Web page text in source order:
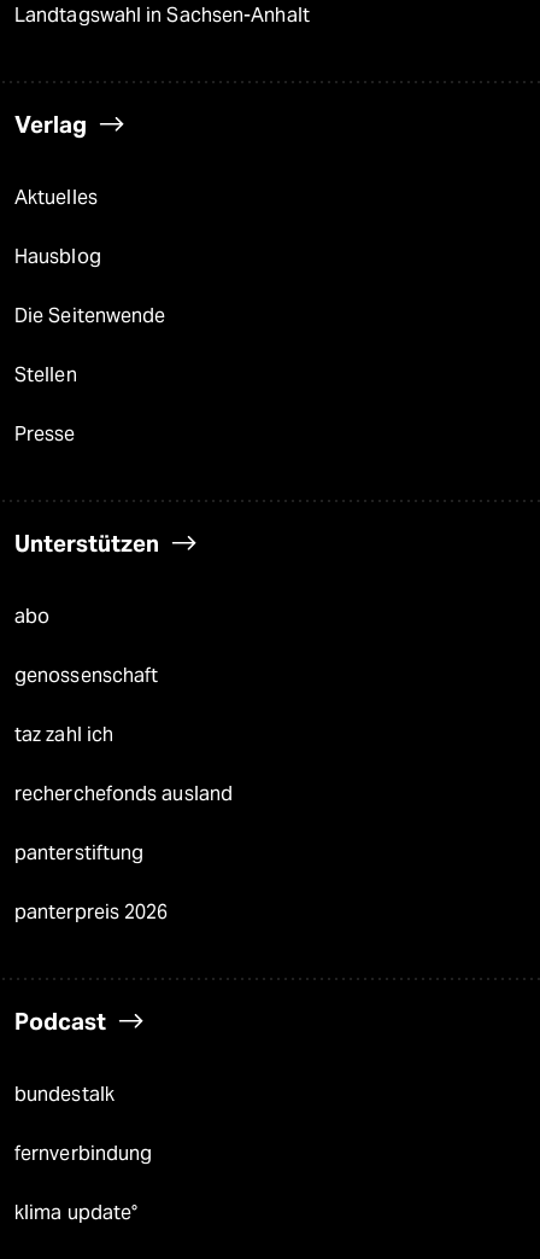
Landtagswahl in Sachsen-Anhalt
Verlag
Aktuelles
Hausblog
Die Seitenwende
Stellen
Presse
Unterstützen
abo
genossenschaft
taz zahl ich
recherchefonds ausland
panterstiftung
panterpreis 2026
Podcast
bundestalk
fernverbindung
klima update°